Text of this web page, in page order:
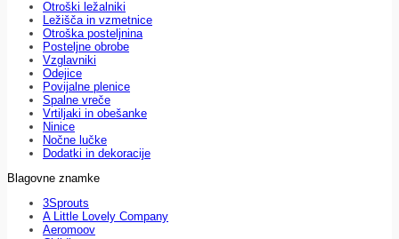
Otroški ležalniki
Ležišča in vzmetnice
Otroška posteljnina
Posteljne obrobe
Vzglavniki
Odejice
Povijalne plenice
Spalne vreče
Vrtiljaki in obešanke
Ninice
Nočne lučke
Dodatki in dekoracije
Blagovne znamke
3Sprouts
A Little Lovely Company
Aeromoov